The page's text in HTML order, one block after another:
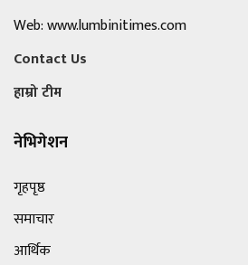
Web: www.lumbinitimes.com
Contact Us
हाम्रो टीम
नेभिगेशन
गृहपृष्ठ
समाचार
आर्थिक